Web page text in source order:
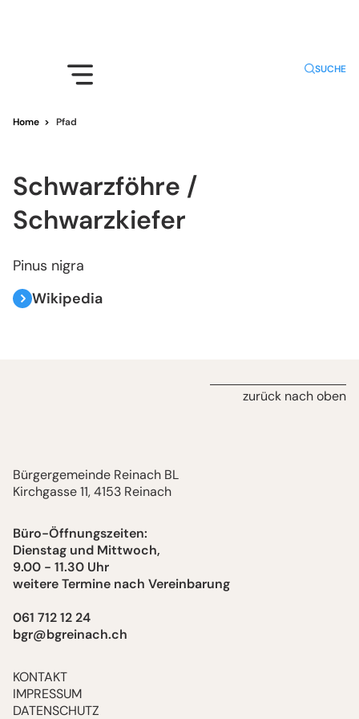
SUCHE
Home > Pfad
Schwarzföhre /
Schwarzkiefer
Pinus nigra
Wikipedia
Bürgergemeinde Reinach BL
Kirchgasse 11, 4153 Reinach
Büro-Öffnungszeiten:
Dienstag und Mittwoch,
9.00 - 11.30 Uhr
weitere Termine nach Vereinbarung
061 712 12 24
bgr@bgreinach.ch
KONTAKT
IMPRESSUM
DATENSCHUTZ
zurück nach oben